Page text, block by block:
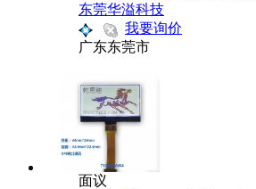
东莞华溢科技
我要询价
广东东莞市
面议